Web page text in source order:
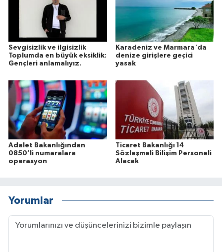
Sevgisizlik ve ilgisizlik
Toplumda en büyük eksiklik:
Gençleri anlamalıyız.
Karadeniz ve Marmara'da
denize girişlere geçici
yasak
Adalet Bakanlığından
0850’li numaralara
operasyon
Ticaret Bakanlığı 14
Sözleşmeli Bilişim Personeli
Alacak
Yorumlar